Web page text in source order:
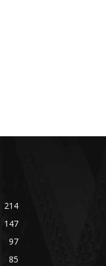
214
147
97
85